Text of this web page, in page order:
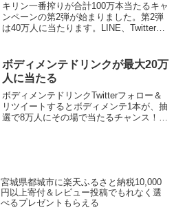
キリン一番搾りが合計100万本当たるキャ
ンペーンの第2弾が始まりました。第2弾
は40万人に当たります。LINE、Twitter、
す。応募期間第2弾 2021年5月...
ボディメンテドリンクが最大20万
人に当たる
ボディメンテドリンクTwitterフォロー＆
リツイートするとボディメンテ1本が、抽
選で8万人にその場で当たるチャンス！当
宮城県都城市に楽天ふるさと納税10,000
円以上寄付＆レビュー投稿でもれなく選
べるプレゼントもらえる